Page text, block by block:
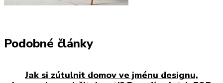
Podobné články
Jak si zútulnit domov ve jménu designu,